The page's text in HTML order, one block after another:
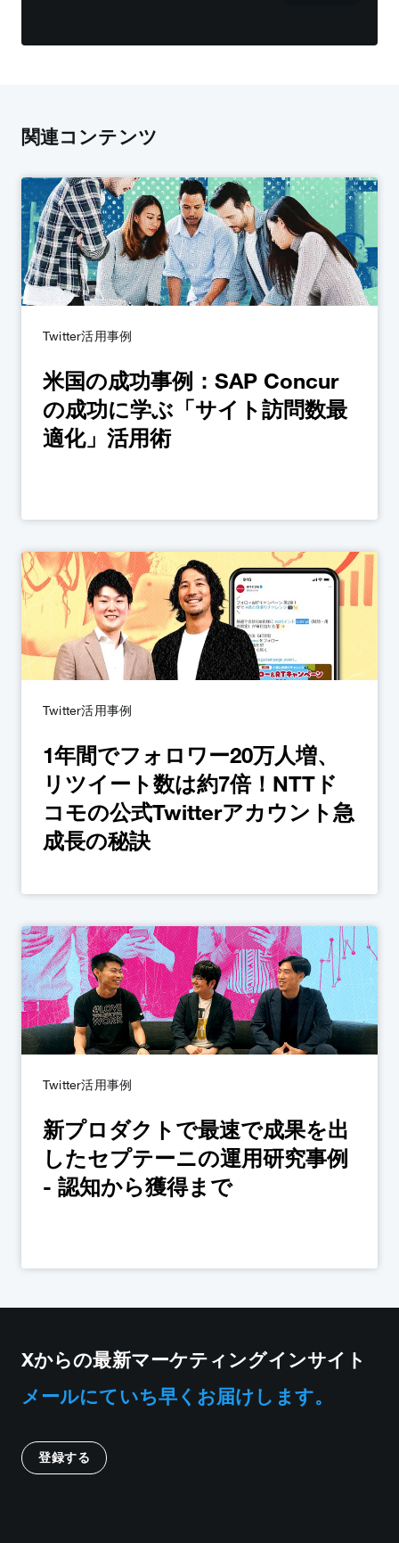
関連コンテンツ
Twitter活用事例
米国の成功事例：SAP Concur
の成功に学ぶ「サイト訪問数最
適化」活用術
Twitter活用事例
1年間でフォロワー20万人増、
リツイート数は約7倍！NTTド
コモの公式Twitterアカウント急
成長の秘訣
Twitter活用事例
新プロダクトで最速で成果を出
したセプテーニの運用研究事例
- 認知から獲得まで
Xからの最新マーケティングインサイト
メールにていち早くお届けします。
登録する